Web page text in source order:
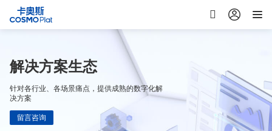
解决方案生态
针对各行业、各场景痛点，提供成熟的数字化解
决方案
留言咨询